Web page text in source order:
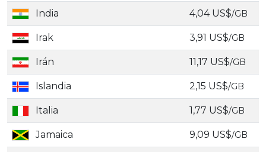
India 4,04 US$/GB
Irak 3,91 US$/GB
Irán 11,17 US$/GB
Islandia 2,15 US$/GB
Italia 1,77 US$/GB
Jamaica 9,09 US$/GB